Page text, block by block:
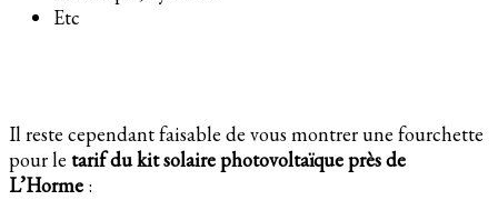
Etc
Il reste cependant faisable de vous montrer une fourchette
pour le tarif du kit solaire photovoltaïque près de
L’Horme :